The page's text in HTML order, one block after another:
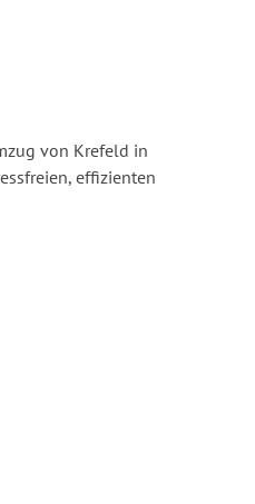
von Krefeld in
effizienten